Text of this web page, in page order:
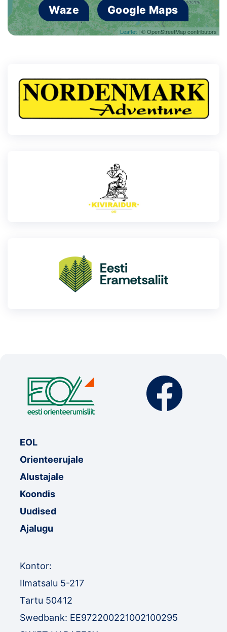
Leaflet | © OpenStreetMap contributors
Waze Google Maps
EOL
Orienteerujale
Alustajale
Koondis
Uudised
Ajalugu
Kontor:
Ilmatsalu 5-217
Tartu 50412
Swedbank: EE972200221002100295